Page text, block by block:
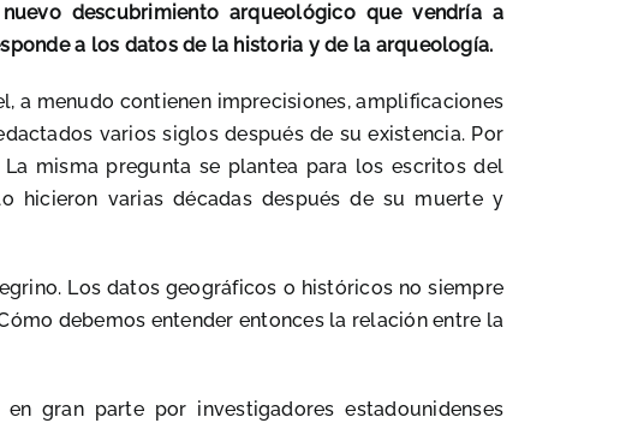
La Biblia y el Magisterio
descubrimiento arqueológico que vendría a
a los datos de la historia y de la arqueología.
a menudo contienen imprecisiones, amplificaciones
varios siglos después de su existencia. Por
misma pregunta se plantea para los escritos del
hicieron varias décadas después de su muerte y
Los datos geográficos o históricos no siempre
debemos entender entonces la relación entre la
gran parte por investigadores estadounidenses